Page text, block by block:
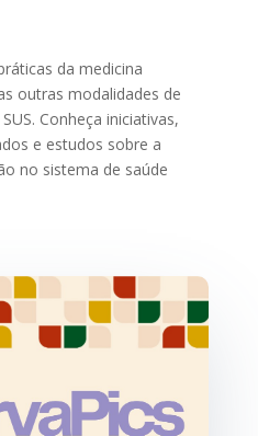
da medicina
outras modalidades de
Conheça iniciativas,
e estudos sobre a
no sistema de saúde